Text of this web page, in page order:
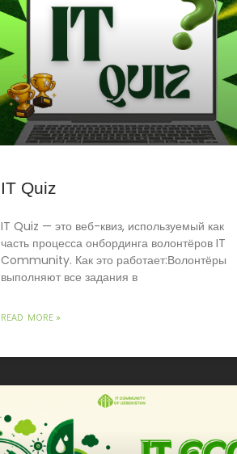
IT Quiz
IT Quiz — это веб-квиз, используемый как
часть процесса онбординга волонтёров IT
Community. Как это работает:Волонтёры
выполняют все задания в
READ MORE »